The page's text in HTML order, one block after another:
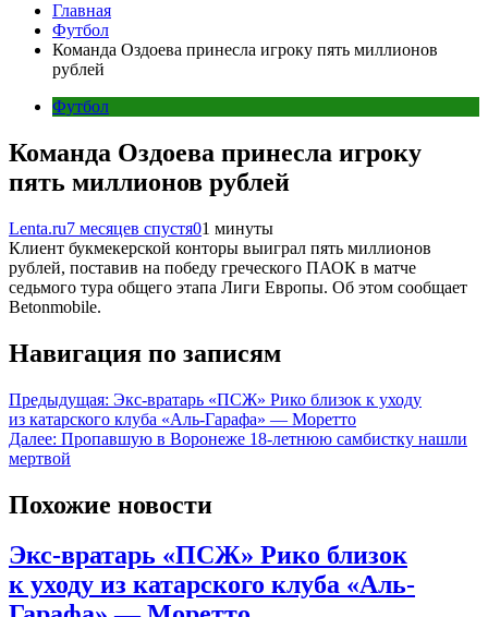
Главная
Футбол
Команда Оздоева принесла игроку пять миллионов
рублей
Футбол
Команда Оздоева принесла игроку
пять миллионов рублей
Lenta.ru7 месяцев спустя01 минуты
Клиент букмекерской конторы выиграл пять миллионов
рублей, поставив на победу греческого ПАОК в матче
седьмого тура общего этапа Лиги Европы. Об этом сообщает
Betonmobile.
Навигация по записям
Предыдущая: Экс-вратарь «ПСЖ» Рико близок к уходу
из катарского клуба «Аль-Гарафа» — Моретто
Далее: Пропавшую в Воронеже 18-летнюю самбистку нашли
мертвой
Похожие новости
Экс-вратарь «ПСЖ» Рико близок
к уходу из катарского клуба «Аль-